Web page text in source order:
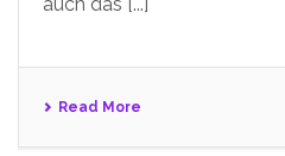
Read More